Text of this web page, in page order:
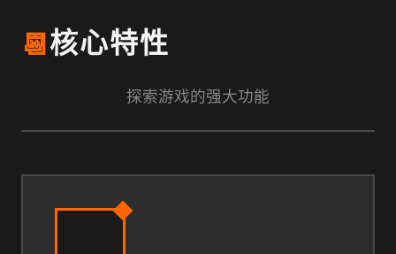
📆 核心特性
探索游戏的强大功能